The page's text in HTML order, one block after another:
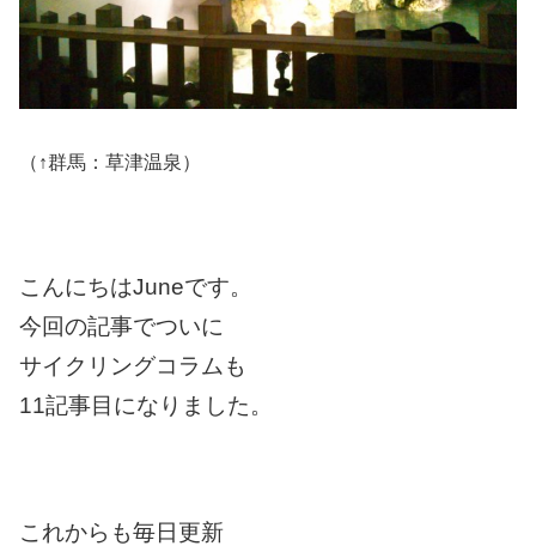
（↑群馬：草津温泉）
こんにちはJuneです。
今回の記事でついに
サイクリングコラムも
11記事目になりました。
これからも毎日更新